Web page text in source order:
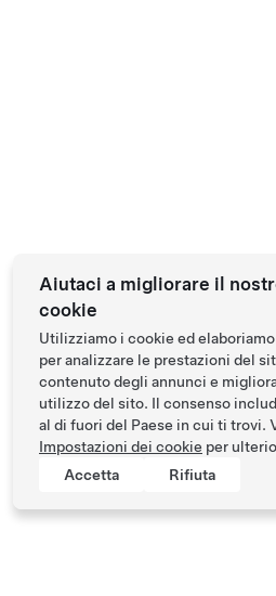
Aiutaci a migliorare il
cookie
Utilizziamo i cookie ed
per analizzare le prestazioni del
contenuto degli annunci e
utilizzo del sito. Il consenso
al di fuori del Paese in cui ti trovi.
Impostazioni dei cookie per
Accetta
Rifiuta